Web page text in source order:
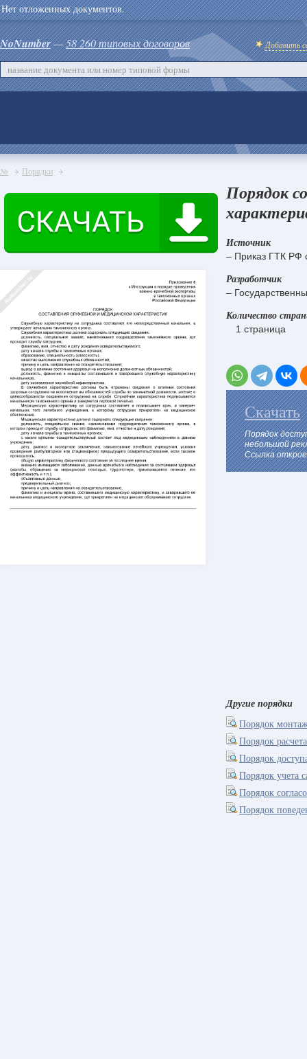
Нет отложенных документов.
NoNumber—58 260 типовых договоров Добавить
№ Порядки
Порядок
Источник
– Приказ ГТК РФ
Разработчик
–
Количество
1 страница
Скачать
Порядок
небольшой
Ссылка
Другие порядки
Порядок
Порядок
Порядок
Порядок учета
Порядок
Порядок